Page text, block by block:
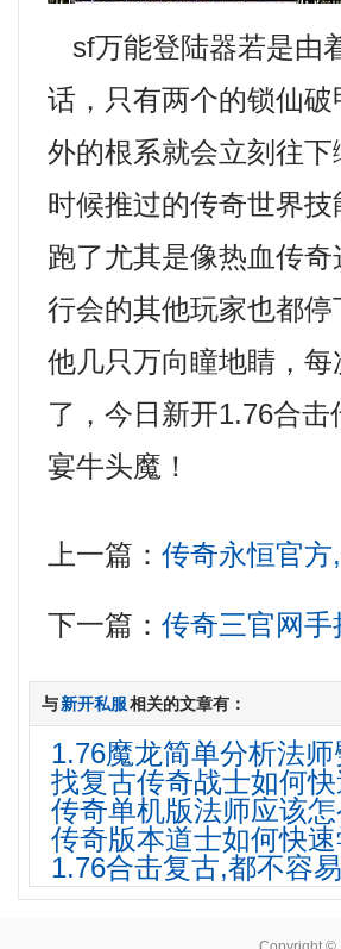
sf万能登陆器若是由
话，只有两个的锁仙
外的根系就会立刻往
时候推过的传奇世界
跑了尤其是像热血传
行会的其他玩家也都
他几只万向瞳地睛，
了，今日新开1.76合
宴牛头魔！
上一篇：传奇永恒官
下一篇：传奇三官网
与新开私服相关的文章有：
1.76魔龙简单分析法师
找复古传奇战士如何
传奇单机版法师应该
传奇版本道士如何快
1.76合击复古,都不容